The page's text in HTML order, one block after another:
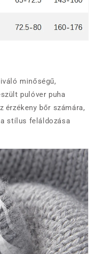
minőségű,
pulóver puha
érzékeny bőr számára,
stílus feláldozása